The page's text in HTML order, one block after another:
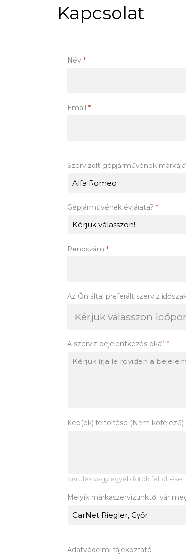
Kapcsolat
Név *
Email *
Szervizelt gépjárművének
Gépjárművének évjárata? *
Rendszám *
Az Ön által preferált szerviz
A szerviz bejelentkezés oka? *
Kép(ek) feltöltése (Nem kötelező)
Sérülés vagy egyéb fotók feltöltése
Melyik márkaszervizünktől vár
Adatvédelmi tájékoztató